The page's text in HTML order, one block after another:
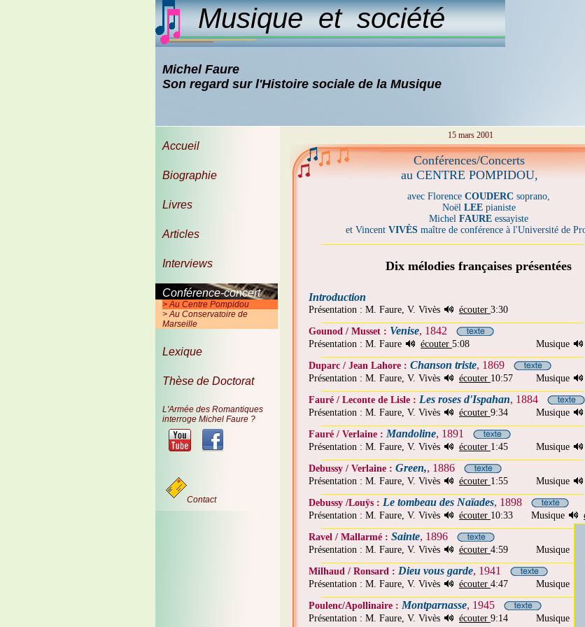
Musique et société
Michel Faure
Son regard sur l'Histoire sociale de la Musique
15 mars 2001
Conférences/Concerts
au CENTRE POMPIDOU,
avec Florence COUDERC soprano,
Noël LEE pianiste
Michel FAURE essayiste
et Vincent VIVÈSmaître de conférence à l'Université de
Dix mélodies françaises présentées
Introduction
Présentation : M. Faure, V. Vivès écouter 3:30
Gounod / Musset : Venise, 1842
Présentation : M. Faure écouter 5:08 Musique
Duparc / Jean Lahore : Chanson triste, 1869
Présentation : M. Faure, V. Vivès écouter 10:57 Musique
Fauré / Leconte de Lisle : Les roses d'Ispahan, 1884
Présentation : M. Faure, V. Vivès écouter 9:34 Musique
Fauré / Verlaine :Mandoline, 1891
Présentation : M. Faure, V. Vivès écouter 1:45 Musique
Debussy / Verlaine : Green,, 1886
Présentation : M. Faure, V. Vivès écouter 1:55 Musique
Debussy /Louÿs : Le tombeau des Naïades, 1898
Présentation : M. Faure, V. Vivès écouter 10:33 Musique
Ravel / Mallarmé : Sainte, 1896
Présentation : M. Faure, V. Vivès écouter 4:59 Musique
Milhaud / Ronsard : Dieu vous garde, 1941
Présentation : M. Faure, V. Vivès écouter 4:47 Musique
Poulenc/Apollinaire :Montparnasse, 1945
Présentation : M. Faure, V. Vivès écouter 9:14 Musique
Accueil
Biographie
Livres
Articles
Interviews
Conférence-concert
> Au Centre Pompidou
> Au Conservatoire de
Marseille
Lexique
Thèse de Doctorat
L'Armée des Romantiques
interroge Michel Faure ?
Contact